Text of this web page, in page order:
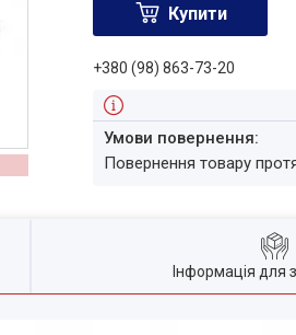
Купити
+380 (98) 863-73-20
повернення товару
Інформація для